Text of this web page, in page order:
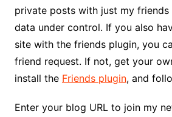
private posts with just my
data under control. If you also
site with the friends plugin, you
friend request. If not, get your
install the Friends plugin, and
Enter your blog URL to join my